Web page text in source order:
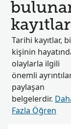
kayıtlar
Tarihi kayıtlar,
kişinin
olaylarla ilgili
önemli
paylaşan
belgelerdir.
Fazla Öğren